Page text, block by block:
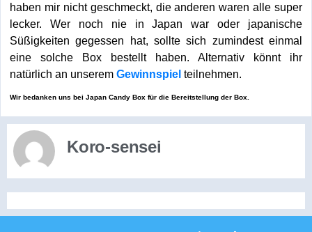
haben mir nicht geschmeckt, die anderen waren alle super
lecker. Wer noch nie in Japan war oder japanische
Süßigkeiten gegessen hat, sollte sich zumindest einmal
eine solche Box bestellt haben. Alternativ könnt ihr
natürlich an unserem Gewinnspielteilnehmen.
Wir bedanken uns bei Japan Candy Box für die Bereitstellung der Box.
Koro-sensei